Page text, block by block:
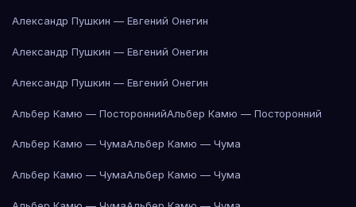
Александр Пушкин — Евгений Онегин
Александр Пушкин — Евгений Онегин
Александр Пушкин — Евгений Онегин
Альбер Камю — ПостороннийАльбер Камю — Посторонний
Альбер Камю — ЧумаАльбер Камю — Чума
Альбер Камю — ЧумаАльбер Камю — Чума